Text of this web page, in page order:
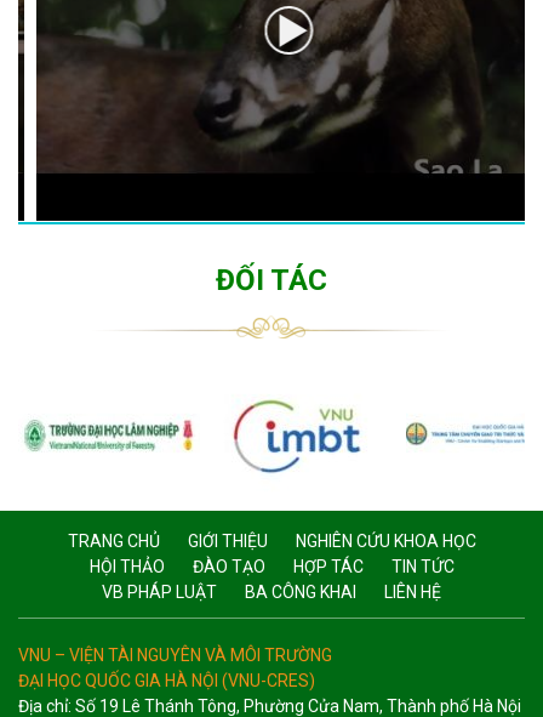
ĐỐI TÁC
TRANG CHỦ GIỚI THIỆU
NGHIÊN CỨU KHOA HỌC
HỘI THẢO
ĐÀO TẠO HỢP TÁC
TIN TỨC
VB PHÁP LUẬT
BA CÔNG KHAI LIÊN HỆ
VNU – VIỆN TÀI NGUYÊN VÀ MÔI TRƯỜNG
ĐẠI HỌC QUỐC GIA HÀ NỘI (VNU-CRES)
Địa chỉ: Số 19 Lê Thánh Tông, Phường Cửa Nam, Thành phố Hà Nội